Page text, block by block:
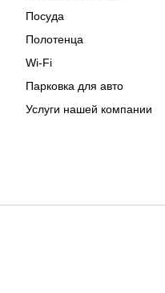
Посуда
Полотенца
Wi-Fi
Парковка для авто
Услуги нашей компании